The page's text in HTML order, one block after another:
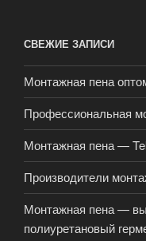
СВЕЖИЕ ЗАПИСИ
Монтажная пена
Профессиональная
Монтажная пена —
Производители
Монтажная пена —
полиуретановый